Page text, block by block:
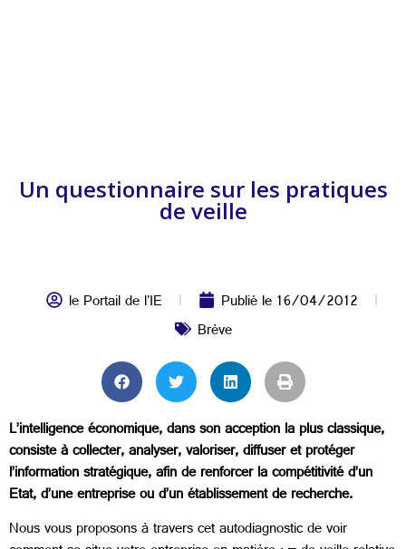
Un questionnaire sur les pratiques
de veille
le Portail de l'IE Publié le16/04/2012
Brève
L’intelligence économique, dans son acception la plus classique,
consiste à collecter, analyser, valoriser, diffuser et protéger
l’information stratégique, afin de renforcer la compétitivité d’un
Etat, d’une entreprise ou d’un établissement de recherche.
Nous vous proposons à travers cet autodiagnostic de voir